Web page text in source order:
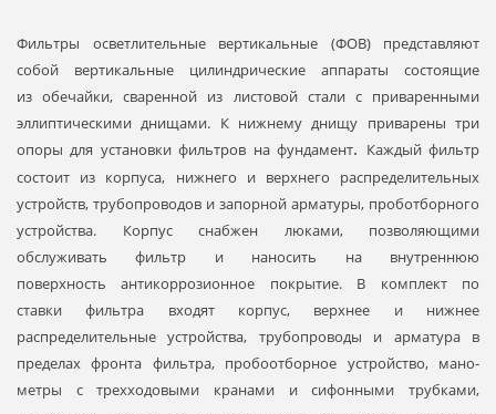
Фильтры осветлительные вертикальные (ФОВ) представляют
собой верти­кальные цилиндриче­ские аппараты состоящие
изобечайки, сваренной из листовой стали с приваренными
эллиптическими днищами. К нижнему днищу приварены три
опоры для установки фильтров на фундамент. Каждый фильтр
состоит из корпуса, нижнего и верхнего рас­пределительных
устройств, трубопро­водов и запорной арматуры, проботборного
устройства. Корпус снабжен люками, позволяющими
обслуживать фильтр и наносить на внутреннюю
поверхностьантикоррозионное покрытие.
В комплект по­
ставкифильтра входят корпус, верхнее и нижнее
распределительные устройства, тру­бопроводы и арматура в
пределах фронта фильтра, пробоотборное устройство, мано­
метры с трехходовыми кранами и сифонны­ми трубками,